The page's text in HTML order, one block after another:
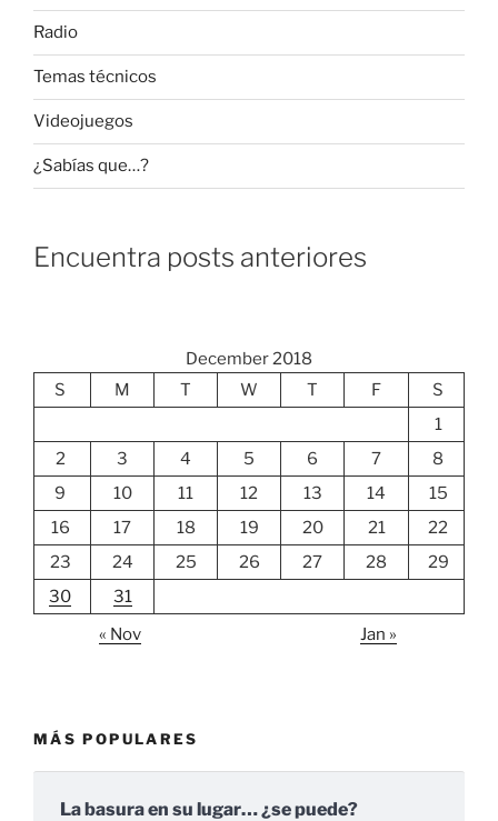
Radio
Temas técnicos
Videojuegos
¿Sabías que…?
Encuentra posts anteriores
December 2018
S
M T W T F
S
1
2
3 4 5 6 7
8
9
10 11 12 13 14
15
16
17 18 19 20 21
22
23
24 25 26 27 28
29
30
31
« Nov
Jan »
MÁS POPULARES
La basura en su lugar… ¿se puede?